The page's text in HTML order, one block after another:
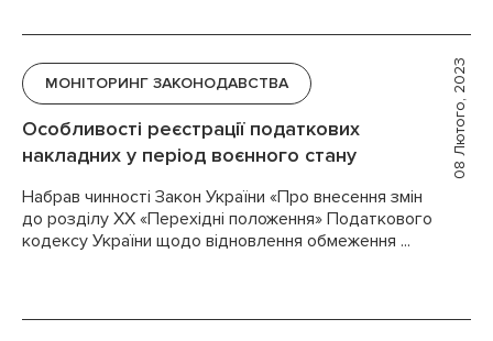
08 Лютого, 2023
МОНІТОРИНГ ЗАКОНОДАВСТВА
Особливості реєстрації податкових
накладних у період воєнного стану
Набрав чинності Закон України «Про внесення змін
до розділу XX «Перехідні положення» Податкового
кодексу України щодо відновлення обмеження ...